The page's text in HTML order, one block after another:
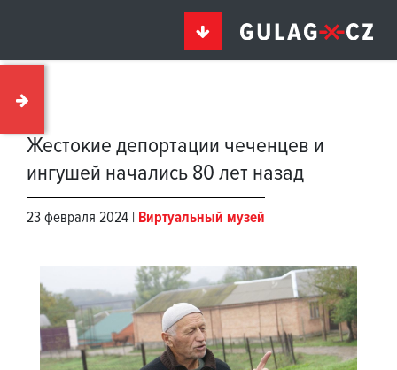
Жестокие депортации чеченцев и
ингушей начались 80 лет назад
23 февраля 2024 | Виртуальный музей